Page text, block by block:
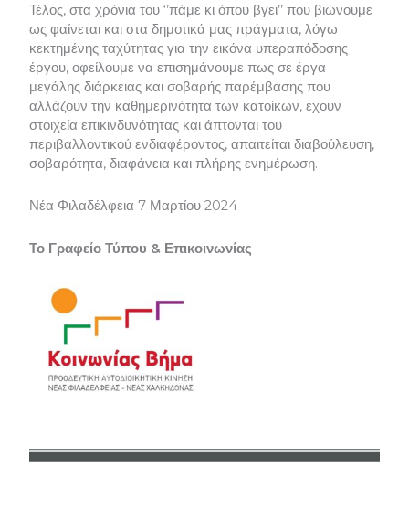
Τέλος, στα χρόνια του ‘’πάμε κι όπου βγει’’ που βιώνουμε
ως φαίνεται και στα δημοτικά μας πράγματα, λόγω
κεκτημένης ταχύτητας για την εικόνα υπεραπόδοσης
έργου, οφείλουμε να επισημάνουμε πως σε έργα
μεγάλης διάρκειας και σοβαρής παρέμβασης που
αλλάζουν την καθημερινότητα των κατοίκων, έχουν
στοιχεία επικινδυνότητας και άπτονται του
περιβαλλοντικού ενδιαφέροντος, απαιτείται διαβούλευση,
σοβαρότητα, διαφάνεια και πλήρης ενημέρωση.
Νέα Φιλαδέλφεια 7 Μαρτίου 2024
Το Γραφείο Τύπου & Επικοινωνίας